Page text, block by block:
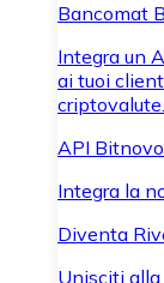
Bancomat
Integra un
ai tuoi
criptovalute.
API Bitnovo
Integra la
Diventa
Unisciti